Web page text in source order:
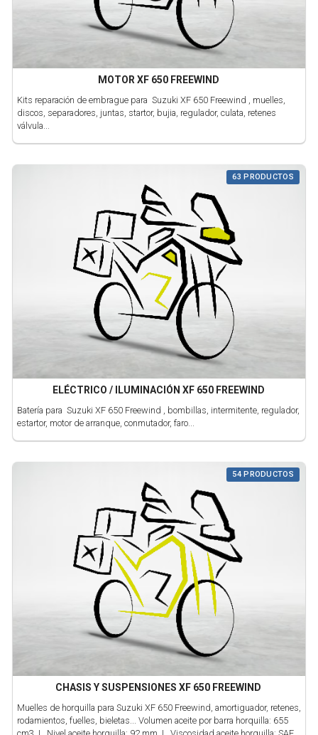
MOTOR XF 650 FREEWIND
Kits reparación de embrague para Suzuki XF 650 Freewind , muelles,
discos, separadores, juntas, startor, bujia, regulador, culata, retenes
válvula...
63 PRODUCTOS
ELÉCTRICO / ILUMINACIÓN XF 650 FREEWIND
Batería para Suzuki XF 650 Freewind , bombillas, intermitente, regulador,
estartor, motor de arranque, conmutador, faro...
54 PRODUCTOS
CHASIS Y SUSPENSIONES XF 650 FREEWIND
Muelles de horquilla para Suzuki XF 650 Freewind, amortiguador, retenes,
rodamientos, fuelles, bieletas... Volumen aceite por barra horquilla: 655